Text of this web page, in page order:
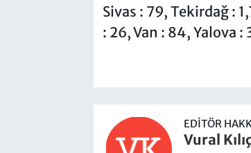
Sivas : 79, Tekirdağ :
: 26, Van : 84, Yalova :
EDITÖR
Vural